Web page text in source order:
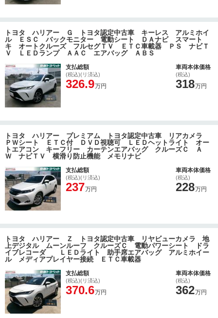
トヨタ ハリアー Ｇ トヨタ認定中古車 キーレス アルミホイ
ル ＥＳＣ バックモニター 電動シート ＤＡナビ スマート
キ オートクルーズ フルセグＴＶ ＥＴＣ車載器 ＰＳ ナビＴ
Ｖ ＬＥＤランプ ＡＡＣ エアバッグ ＡＢＳ
支払総額
(税込)(リ済込)
326.9万円
車両本体価格
(税込)
318万円
トヨタ ハリアー プレミアム トヨタ認定中古車 リアカメラ
ＰＷシート ＥＴＣ付 ＤＶＤ視聴可 ＬＥＤヘットライト オー
トエアコン キーフリー カーテンエアバッグ クルーズＣ Ａ
Ｗ ナビＴＶ 横滑り防止機能 メモリナビ
支払総額
(税込)(リ済込)
237万円
車両本体価格
(税込)
228万円
トヨタ ハリアー Ｚ トヨタ認定中古車 リヤビューカメラ 地
上デジタル ムーンルーフ クルーズＣ 電動パワーシート ドラ
イブレコーダ ＬＥＤライト 助手席エアバッグ アルミホイー
ル メディアプレイヤー接続 ＥＴＣ車載器
支払総額
(税込)(リ済込)
370.6万円
車両本体価格
(税込)
362万円